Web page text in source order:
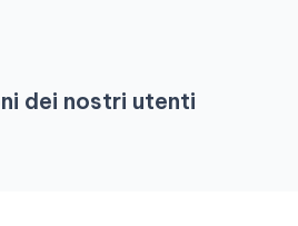
dei nostri utenti